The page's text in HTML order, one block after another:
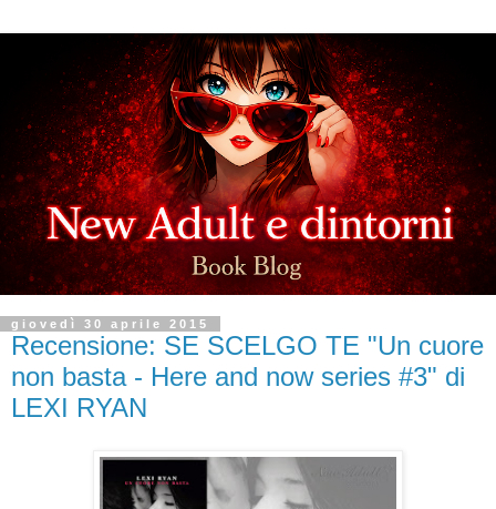
giovedì 30 aprile 2015
Recensione: SE SCELGO TE "Un cuore
non basta - Here and now series #3" di
LEXI RYAN